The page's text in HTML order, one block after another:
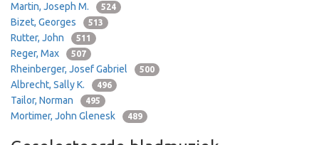
Martin, Joseph M. 524
Bizet, Georges 513
Rutter, John 511
Reger, Max 507
Rheinberger, Josef Gabriel 500
Albrecht, Sally K. 496
Tailor, Norman 495
Mortimer, John Glenesk 489